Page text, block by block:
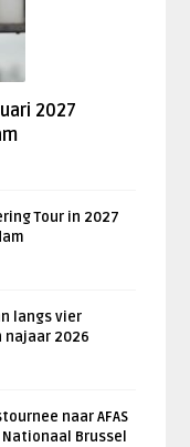
2027
Tour in 2027
langs vier
najaar 2026
naar AFAS
Brussel